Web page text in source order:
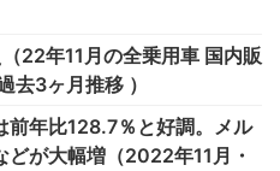
22年11月の全乗用車 国内販
去3ヶ月推移 ）
前年比128.7％と好調。メル
が大幅増（2022年11月・